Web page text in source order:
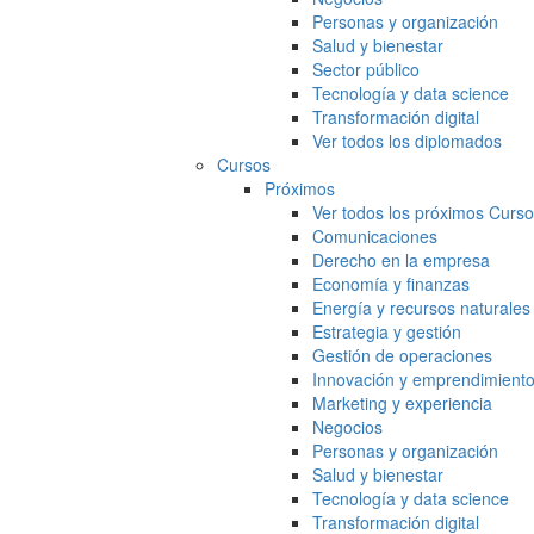
Personas y organización
Salud y bienestar
Sector público
Tecnología y data science
Transformación digital
Ver todos los diplomados
Cursos
Próximos
Ver todos los próximos
Comunicaciones
Derecho en la empresa
Economía y finanzas
Energía y recursos naturales
Estrategia y gestión
Gestión de operaciones
Innovación y emprendimiento
Marketing y experiencia
Negocios
Personas y organización
Salud y bienestar
Tecnología y data science
Transformación digital